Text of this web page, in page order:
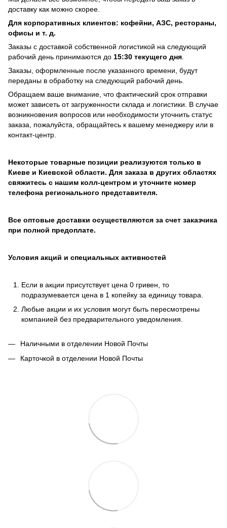
доставку как можно скорее.
Для корпоративных клиентов: кофейни, АЗС, рестораны,
офисы и т. д.
Заказы с доставкой собственной логистикой на следующий
рабочий день принимаются до 15:30 текущего дня
Заказы, оформленные после указанного времени, будут
переданы в обработку на следующий рабочий день.
Обращаем ваше внимание, что фактический срок отправки
может зависеть от загруженности склада и логистики. В случае
возникновения вопросов или необходимости уточнить статус
заказа, пожалуйста, обращайтесь к вашему менеджеру или в
контакт-центр.
Некоторые товарные позиции реализуются только в
Киеве и Киевской области. Для заказа в других областях
свяжитесь с нашим колл-центром и уточните номер
телефона регионального представителя.
Все оптовые доставки осуществляются за счет заказчика
при полной предоплате.
Условия акций и специальных активностей
Если в акции присутствует цена 0 гривен, то
подразумевается цена в 1 копейку за единицу товара.
Любые акции и их условия могут быть пересмотрены
компанией без предварительного уведомления.
Наличными в отделении Новой Почты
Карточкой в отделении Новой Почты